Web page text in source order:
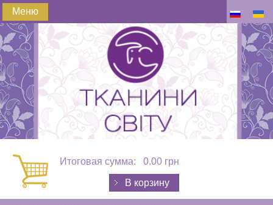
Меню
Итоговая сумма: 0.00 грн
В корзину